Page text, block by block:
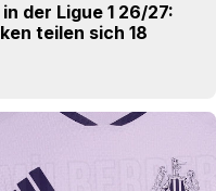
der Ligue 1 26/27:
teilen sich 18